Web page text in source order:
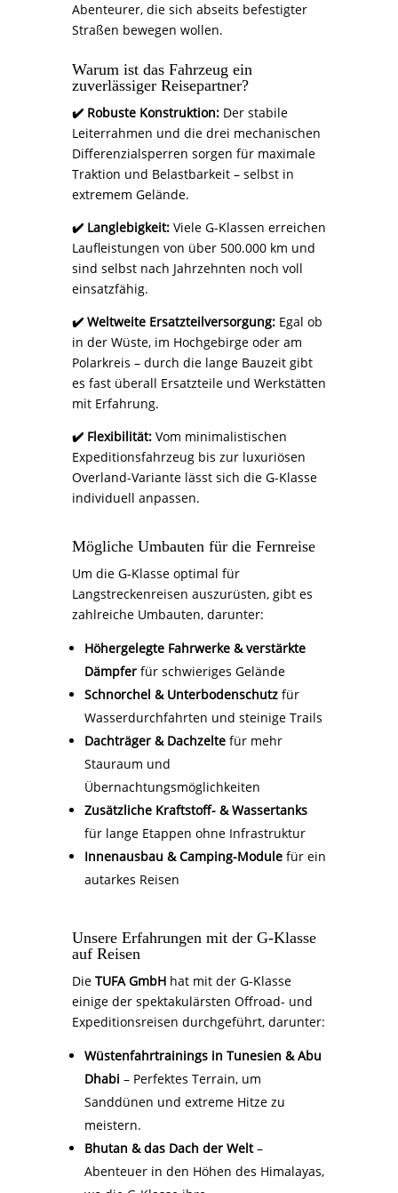
Abenteurer, die sich abseits befestigter
Straßen bewegen wollen.
Warum ist das Fahrzeug ein
zuverlässiger Reisepartner?
✔️ Robuste Konstruktion:Der stabile
Leiterrahmen und die drei mechanischen
Differenzialsperren sorgen für maximale
Traktion und Belastbarkeit – selbst in
extremem Gelände.
✔️ Langlebigkeit:Viele G-Klassen erreichen
Laufleistungen von über 500.000 km und
sind selbst nach Jahrzehnten noch voll
einsatzfähig.
✔️ Weltweite Ersatzteilversorgung:Egal ob
in der Wüste, im Hochgebirge oder am
Polarkreis – durch die lange Bauzeit gibt
es fast überall Ersatzteile und Werkstätten
mit Erfahrung.
✔️ Flexibilität:Vom minimalistischen
Expeditionsfahrzeug bis zur luxuriösen
Overland-Variante lässt sich die G-Klasse
individuell anpassen.
Mögliche Umbauten für die Fernreise
Um die G-Klasse optimal für
Langstreckenreisen auszurüsten, gibt es
zahlreiche Umbauten, darunter:
Höhergelegte Fahrwerke & verstärkte
Dämpferfür schwieriges Gelände
Schnorchel & Unterbodenschutzfür
Wasserdurchfahrten und steinige Trails
Dachträger & Dachzeltefür mehr
Stauraum und
Übernachtungsmöglichkeiten
Zusätzliche Kraftstoff- & Wassertanks
für lange Etappen ohne Infrastruktur
Innenausbau & Camping-Modulefür ein
autarkes Reisen
Unsere Erfahrungen mit der G-Klasse
auf Reisen
Die TUFA GmbHhat mit der G-Klasse
einige der spektakulärsten Offroad- und
Expeditionsreisen durchgeführt, darunter:
Wüstenfahrtrainings in Tunesien & Abu
Dhabi – Perfektes Terrain, um
Sanddünen und extreme Hitze zu
meistern.
Bhutan & das Dach der Welt–
Abenteuer in den Höhen des Himalayas,